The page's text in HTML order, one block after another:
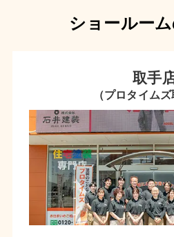
ショールー
取手
（プロタイムズ